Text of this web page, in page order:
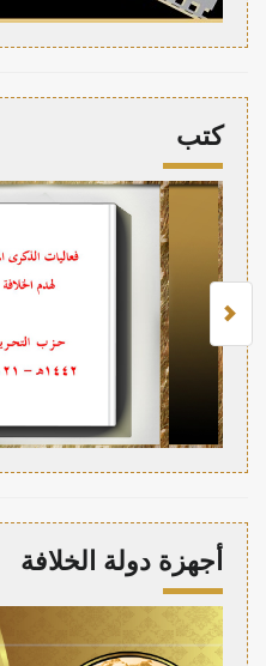
كتب
أجهزة دولة الخلافة